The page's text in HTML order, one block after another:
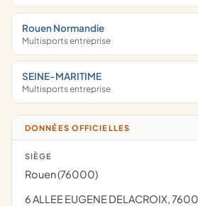
Rouen Normandie
Multisports entreprise
SEINE-MARITIME
Multisports entreprise
DONNÉES OFFICIELLES
SIÈGE
Rouen (76000)
6 ALLEE EUGENE DELACROIX,